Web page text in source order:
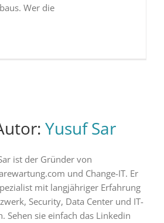
Wer die
Yusuf Sar
ist der Gründer von
und Change-IT. Er
mit langjähriger Erfahrung
Security, Data Center und IT-
Sehen sie einfach das Linkedin